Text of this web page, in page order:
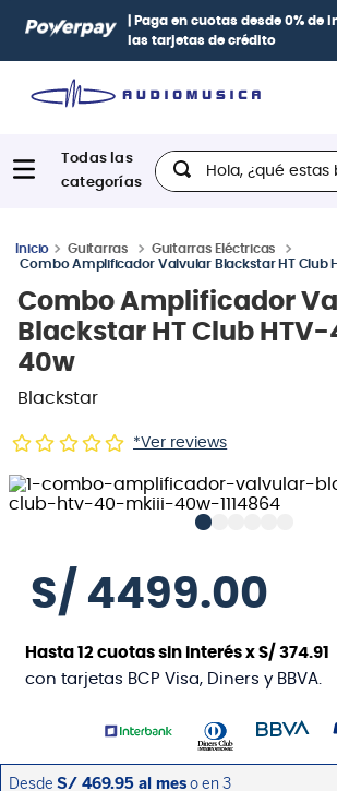
| Paga en cuotas desde 0% de
las tarjetas de crédito
Hola, ¿qué estas
Guitarras
Guitarras Eléctricas
Combo Amplificador Valvular Blackstar HT Club
Combo Amplificador
Blackstar HT Club
40w
Blackstar
*Ver reviews
S/ 4499.00
Hasta12 cuotas sin interés xS/ 374.91
con tarjetas BCP Visa, Diners y BBVA.